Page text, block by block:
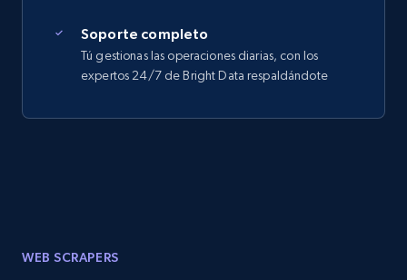
Soporte completo
Tú gestionas las operaciones diarias, con los
expertos 24/7 de Bright Data respaldándote
WEB SCRAPERS